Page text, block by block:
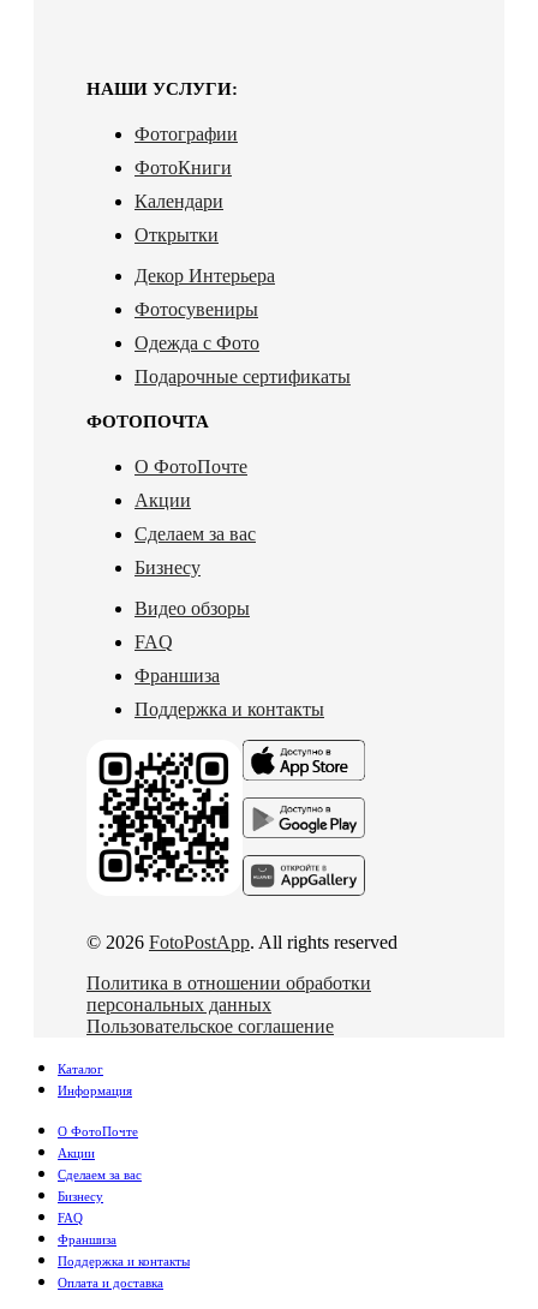
НАШИ УСЛУГИ:
Фотографии
ФотоКниги
Календари
Открытки
Декор Интерьера
Фотосувениры
Одежда с Фото
Подарочные сертификаты
ФОТОПОЧТА
О ФотоПочте
Акции
Сделаем за вас
Бизнесу
Видео обзоры
FAQ
Франшиза
Поддержка и контакты
© 2026 FotoPostApp. All rights reserved
Политика в отношении обработки
персональных данных
Пользовательское соглашение
Каталог
Информация
О ФотоПочте
Акции
Сделаем за вас
Бизнесу
FAQ
Франшиза
Поддержка и контакты
Оплата и доставка